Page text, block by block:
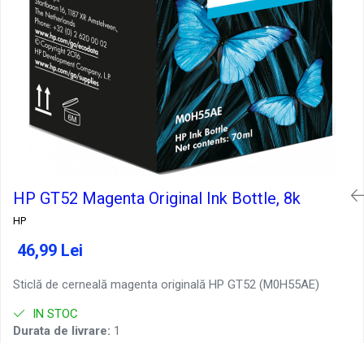
HP GT52 Magenta Original Ink Bottle, 8k
HP
46,99 Lei
Sticlă de cerneală magenta originală HP GT52 (M0H55AE)
IN STOC
Durata de livrare: 1